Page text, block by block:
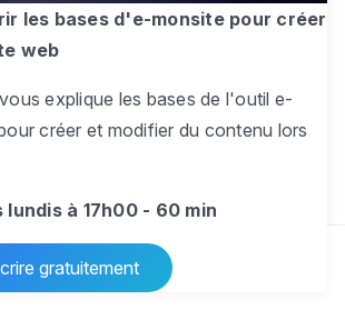
Internet
votre activité, votre passion
votre site dynamique
les bases d'e-monsite pour créer
web
explique les bases de l'outil e-
créer et modifier du contenu lors
lundis à 17h00 - 60 min
gratuitement